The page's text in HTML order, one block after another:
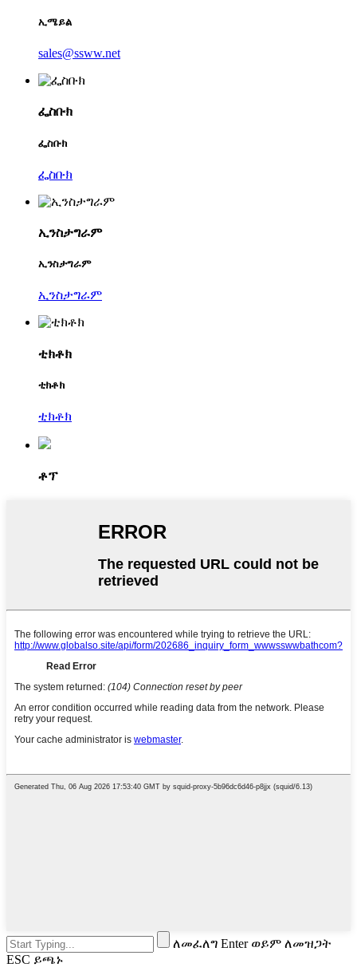
ኢሜይል
sales@ssww.net
ፌስቡክ
ፌስቡክ
ፌስቡክ
ኢንስታግራም
ኢንስታግራም
ኢንስታግራም
ቲክቶክ
ቲክቶክ
ቲክቶክ
ቶፕ
ለመፈለግ Enter ወይም ለመዝጋት
ESC ይጫኑ